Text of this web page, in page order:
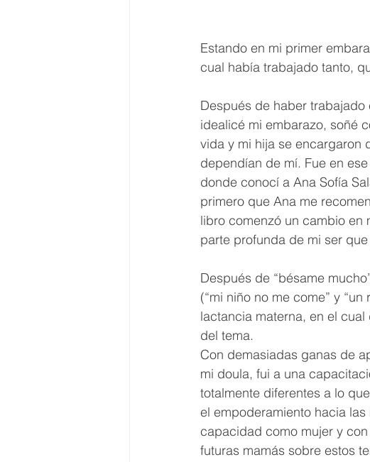
Estando en mi primer
cual había trabajado tanto,
Después de haber
idealicé mi embarazo, soñé
vida y mi hija se encargaron
dependían de mí. Fue en
donde conocí a Ana Sofía
primero que Ana me
libro comenzó un cambio en
parte profunda de mi ser
Después de “bésame
(“mi niño no me come” y
lactancia materna, en el
del tema.
Con demasiadas ganas de
mi doula, fui a una
totalmente diferentes a lo
el empoderamiento hacia
capacidad como mujer y
futuras mamás sobre estos